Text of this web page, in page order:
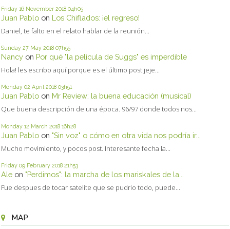
Friday 16 November 2018 04h05
Juan Pablo on Los Chiflados: ¡el regreso!
Daniel, te falto en el relato hablar de la reunión...
Sunday 27 May 2018 07h55
Nancy on Por qué "la película de Suggs" es imperdible
Hola! les escribo aquí porque es el último post jeje...
Monday 02 April 2018 03h51
Juan Pablo on Mr Review: la buena educación (musical)
Que buena descripción de una época. 96/97 donde todos nos...
Monday 12 March 2018 16h28
Juan Pablo on "Sin voz" o cómo en otra vida nos podría ir...
Mucho movimiento, y pocos post. Interesante fecha la...
Friday 09 February 2018 21h53
Ale on "Perdimos": la marcha de los mariskales de la...
Fue despues de tocar satelite que se pudrio todo, puede...
MAP